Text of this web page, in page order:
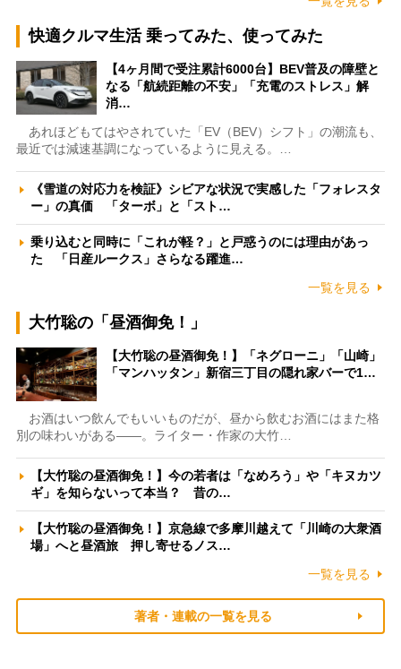
快適クルマ生活 乗ってみた、使ってみた
【4ヶ月間で受注累計6000台】BEV普及の障壁と
なる「航続距離の不安」「充電のストレス」解
消…
あれほどもてはやされていた「EV（BEV）シフト」の潮流も、
最近では減速基調になっているように見える。…
《雪道の対応力を検証》シビアな状況で実感した「フォレスタ
ー」の真価 「ターボ」と「スト…
乗り込むと同時に「これが軽？」と戸惑うのには理由があっ
た 「日産ルークス」さらなる躍進…
一覧を見る
大竹聡の「昼酒御免！」
【大竹聡の昼酒御免！】「ネグローニ」「山崎」
「マンハッタン」新宿三丁目の隠れ家バーで1…
お酒はいつ飲んでもいいものだが、昼から飲むお酒にはまた格
別の味わいがある――。ライター・作家の大竹…
【大竹聡の昼酒御免！】今の若者は「なめろう」や「キヌカツ
ギ」を知らないって本当？ 昔の…
【大竹聡の昼酒御免！】京急線で多摩川越えて「川崎の大衆酒
場」へと昼酒旅 押し寄せるノス…
一覧を見る
著者・連載の一覧を見る